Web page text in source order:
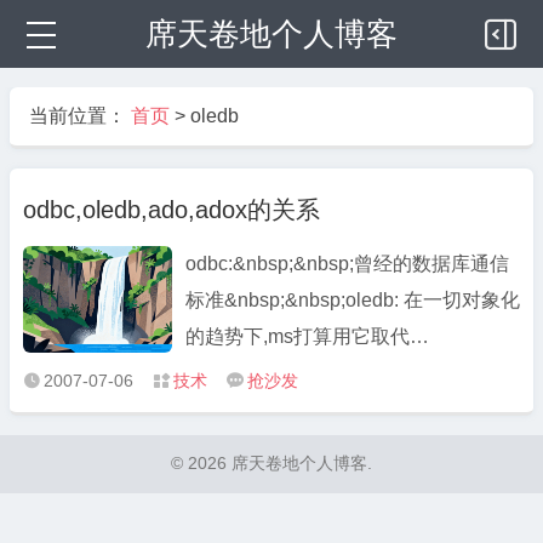
席天卷地个人博客
当前位置： 首页 > oledb
odbc,oledb,ado,adox的关系
odbc:&nbsp;&nbsp;曾经的数据库通信
标准&nbsp;&nbsp;oledb: 在一切对象化
的趋势下,ms打算用它取代
oledb分两种：直接的oledb和面向odbc
 2007-07-06  技术  抢沙发
© 2026 席天卷地个人博客.